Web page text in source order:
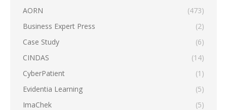
AORN
(473)
Business Expert Press
(2)
Case Study
(6)
CINDAS
(14)
CyberPatient
(1)
Evidentia Learning
(5)
ImaChek
(5)